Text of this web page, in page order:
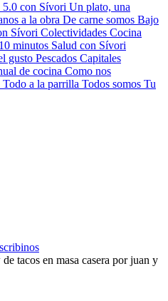
5.0 con Sívori Un plato, una
a la obra De carne somos Bajo
Sívori Colectividades Cocina
minutos Salud con Sívori
gusto Pescados Capitales
de cocina Como nos
Todo a la parrilla Todos somos Tu
tacos en masa casera por juan y